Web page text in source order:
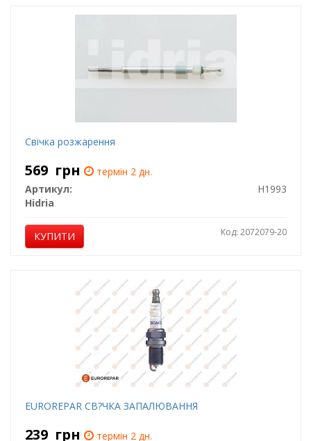
Свічка розжарення
569 грн
термін 2 дн.
Артикул:
H1993
Hidria
КУПИТИ Код: 2072079-20
EUROREPAR СВ?ЧКА ЗАПАЛЮВАННЯ
239 грн термін 2 дн.